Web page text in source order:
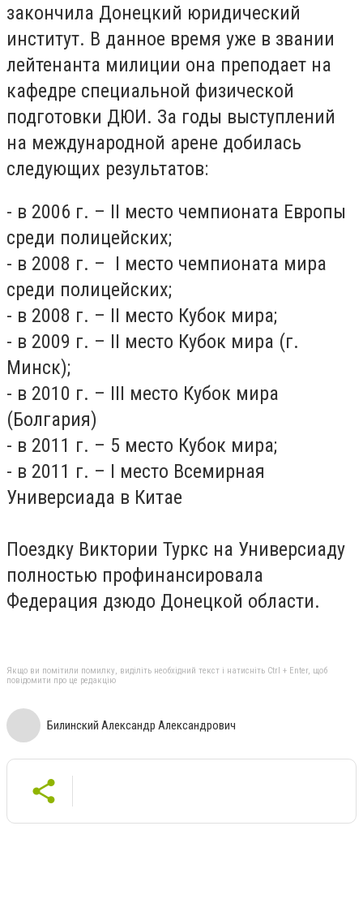
закончила Донецкий юридический
институт. В данное время уже в звании
лейтенанта милиции она преподает на
кафедре специальной физической
подготовки ДЮИ. За годы выступлений
на международной арене добилась
следующих результатов:
- в 2006 г. – II место чемпионата Европы
среди полицейских;
- в 2008 г. – I место чемпионата мира
среди полицейских;
- в 2008 г. – II место Кубок мира;
- в 2009 г. – II место Кубок мира (г.
Минск);
- в 2010 г. – III место Кубок мира
(Болгария)
- в 2011 г. – 5 место Кубок мира;
- в 2011 г. – I место Всемирная
Универсиада в Китае
Поездку Виктории Туркс на Универсиаду
полностью профинансировала
Федерация дзюдо Донецкой области.
Якщо ви помітили помилку, виділіть необхідний текст і натисніть Ctrl + Enter, щоб
повідомити про це редакцію
Билинский Александр Александрович